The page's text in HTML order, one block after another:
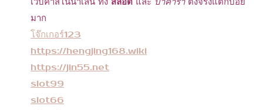
be
เข้า
มาก
โจ๊กเกอร์123
https://hengjing168.wiki
https://jin55.net
slot99
slot66